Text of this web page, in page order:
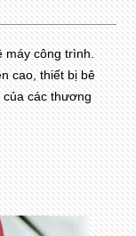
máy công trình.
cao, thiết bị bê
của các thương